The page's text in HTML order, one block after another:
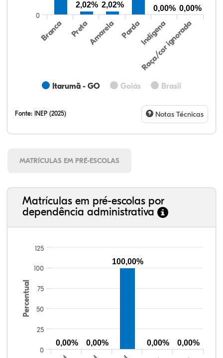
Itarumã - GO Goiás Brasil
Branca PretaAmarela PardaIndígena
Raça/cor ignorada
0
2,02% 2,02% 0,00% 0,00%
Fonte: INEP (2025) Notas Técnicas
MATRÍCULAS EM PRÉ-ESCOLAS
Matrículas em pré-escolas por
dependência administrativa
Percentual
0
25
50
75
100
125
0,00% 0,00%
100,00%
0,00% 0,00%